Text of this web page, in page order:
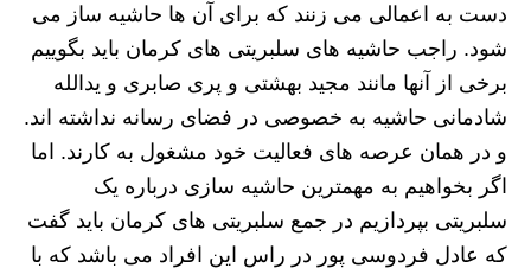
دست به اعمالی می زنند که برای آن ها حاشیه ساز می
شود. راجب حاشیه های سلبریتی های کرمان باید بگوییم
برخی از آنها مانند مجید بهشتی و پری صابری و یدالله
شادمانی حاشیه به خصوصی در فضای رسانه نداشته اند.
و در همان عرصه های فعالیت خود مشغول به کارند. اما
اگر بخواهیم به مهمترین حاشیه سازی درباره یک
سلبریتی بپردازیم در جمع سلبریتی های کرمان باید گفت
که عادل فردوسی پور در راس این افراد می باشد که با